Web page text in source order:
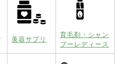
美容サプリ
育毛剤・シャン
プーレディース